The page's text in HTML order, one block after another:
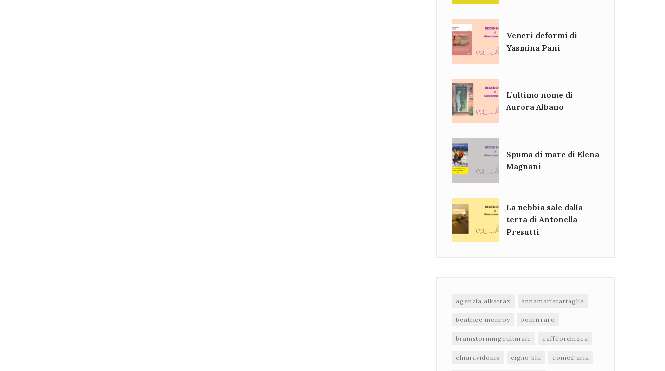
Veneri deformi di
Yasmina Pani
L’ultimo nome di
Aurora Albano
Spuma di mare di Elena
Magnani
La nebbia sale dalla
terra di Antonella
Presutti
agenzia alkatraz annamariatartaglia
beatrice monroy bonfirraro
brainstormingculturale caffèorchidea
chiaravidonis cigno blu comed'aria